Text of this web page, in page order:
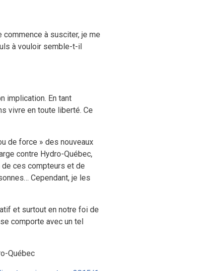
à susciter, je me
à vouloir semble-t-il
implication. En tant
vivre en toute liberté. Ce
de force » des nouveaux
contre Hydro-Québec,
de ces compteurs et de
Cependant, je les
et surtout en notre foi de
comporte avec un tel
Québec